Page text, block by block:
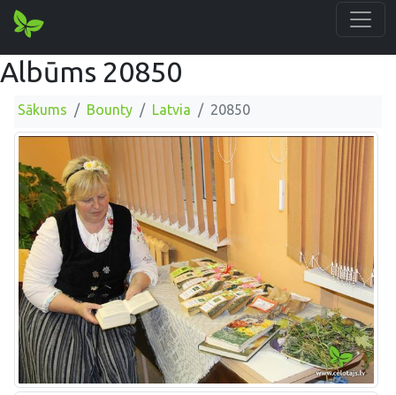
Albūms 20850
Sākums Bounty Latvia 20850